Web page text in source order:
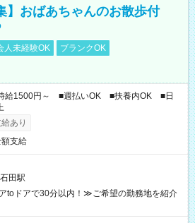
】おばあちゃんのお散歩付
人未経験OK
ブランクOK
給1500円～ ■週払いOK ■扶養内OK ■日
あり
支給
田駅
toドアで30分以内！≫ご希望の勤務地を紹介